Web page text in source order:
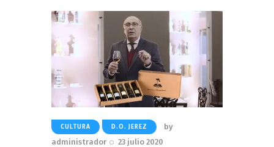
CULTURA D.O. JEREZ
by
administrador
23 julio 2020